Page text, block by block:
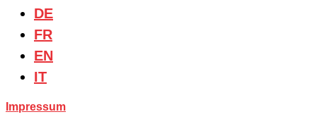
DE
FR
EN
IT
Impressum